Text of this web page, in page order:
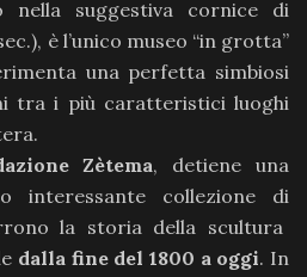
nella suggestiva cornice di
è l’unico museo “in grotta”
una perfetta simbiosi
tra i più caratteristici luoghi
Zètema, detiene una
interessante collezione di
la storia della scultura
dalla fine del 1800 a oggi. In